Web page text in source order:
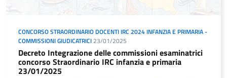
CONCORSO STRAORDINARIO DOCENTI IRC 2024 INFANZIA E PRIMARIA -
COMMISSIONI GIUDICATRICI 23/01/2025
Decreto Integrazione delle commissioni esaminatrici
concorso Straordinario IRC infanzia e primaria
23/01/2025